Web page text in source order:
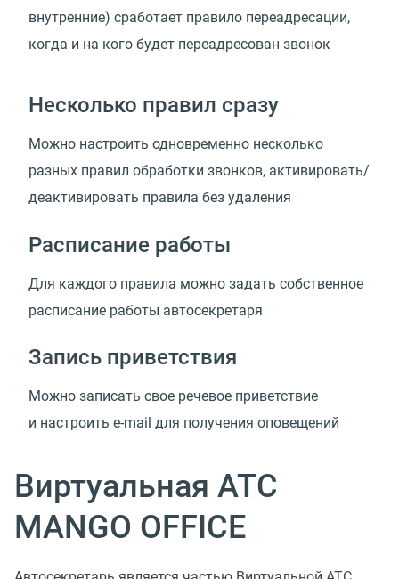
внутренние) сработает правило переадресации,
когда и на кого будет переадресован звонок
Несколько правил сразу
Можно настроить одновременно несколько
разных правил обработки звонков, активировать/
деактивировать правила без удаления
Расписание работы
Для каждого правила можно задать собственное
расписание работы автосекретаря
Запись приветствия
Можно записать свое речевое приветствие
и настроить e-mail для получения оповещений
Виртуальная АТС
MANGO OFFICE